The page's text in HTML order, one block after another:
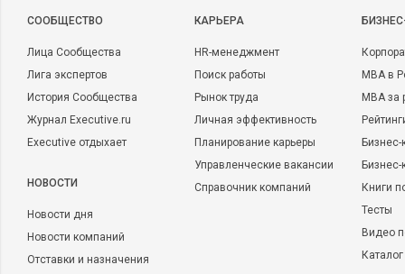
CООБЩЕСТВО
Лица Сообщества
Лига экспертов
История Сообщества
Журнал Executive.ru
Executive отдыхает
НОВОСТИ
Новости дня
Новости компаний
Отставки и назначения
КАРЬЕРА
HR-менеджмент
Поиск работы
Рынок труда
Личная эффективность
Планирование карьеры
Управленческие вакансии
Справочник компаний
MBA в
MBA
Бизнес-
Книги
Тесты
Видео